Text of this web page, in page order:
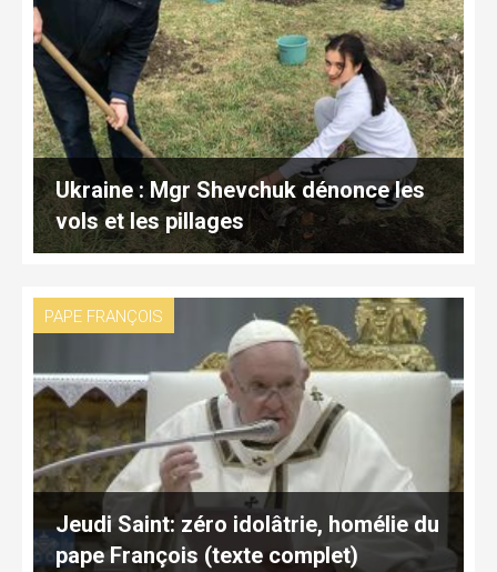
Ukraine : Mgr Shevchuk dénonce les
vols et les pillages
PAPE FRANÇOIS
Jeudi Saint: zéro idolâtrie, homélie du
pape François (texte complet)